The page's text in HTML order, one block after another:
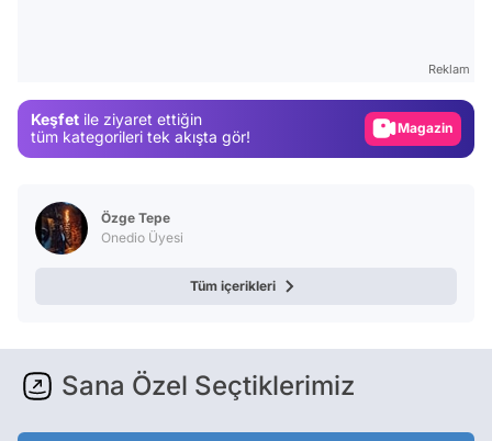
Reklam
Keşfet ile ziyaret ettiğin
tüm kategorileri tek akışta gör!
Video
Özge Tepe
Onedio Üyesi
Tüm içerikleri
Sana Özel Seçtiklerimiz